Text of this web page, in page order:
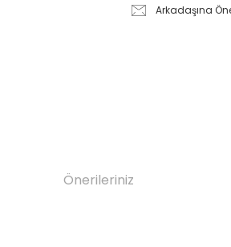
Arkadaşına
Önerileriniz